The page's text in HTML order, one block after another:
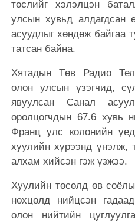
төслийг хэлэлцэн
улсын хувьд алдагдсан
асуудлыг хөндөж байгаа
татсан байна.
Хятадын Төв Радио
олон улсын үзэгчид,
явуулсан Санал
оролцогчдын 67.6 хувь
Франц улс колонийн
хуулийн хүрээнд үнэлж,
алхам хийсэн гэж үзжээ.
Хуулийн төсөлд өв
нөхцөлд нийцсэн
олон нийтийн